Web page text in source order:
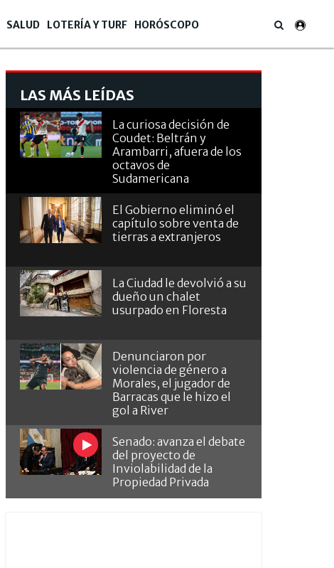
SALUD LOTERÍA Y TURF HORÓSCOPO
LAS MÁS LEÍDAS
La curiosa decisión de
Coudet: Beltrán y
Arambarri, afuera de los
octavos de
Sudamericana
El Gobierno eliminó el
capítulo sobre venta de
tierras a extranjeros
La Ciudad le devolvió a su
dueño un chalet
usurpado en Floresta
Denunciaron por
violencia de género a
Morales, el jugador de
Barracas que le hizo el
gol a River
Senado: avanza el debate
del proyecto de
Inviolabilidad de la
Propiedad Privada